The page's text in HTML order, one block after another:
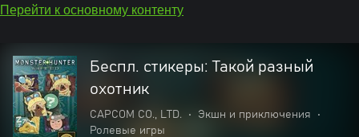
Перейти к основному контенту
Беспл. стикеры: Такой разный
охотник
CAPCOM CO., LTD. • Экшн и приключения
•
Ролевые игры